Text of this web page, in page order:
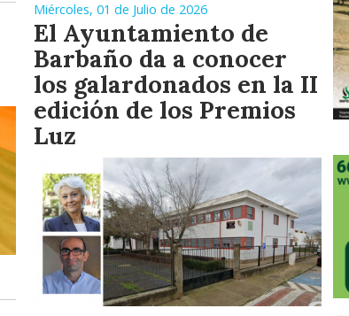
Miércoles, 01 de Julio de 2026
El Ayuntamiento de
Barbaño da a conocer
los galardonados en la II
edición de los Premios
Luz